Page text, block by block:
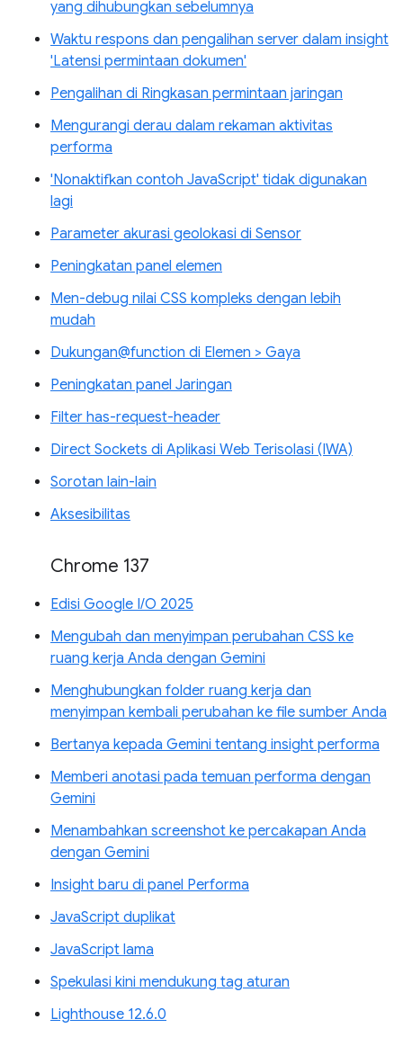
yang dihubungkan sebelumnya
Waktu respons dan pengalihan server dalam insight
'Latensi permintaan dokumen'
Pengalihan di Ringkasan permintaan jaringan
Mengurangi derau dalam rekaman aktivitas
performa
'Nonaktifkan contoh JavaScript' tidak digunakan
lagi
Parameter akurasi geolokasi di Sensor
Peningkatan panel elemen
Men-debug nilai CSS kompleks dengan lebih
mudah
Dukungan@function di Elemen > Gaya
Peningkatan panel Jaringan
Filter has-request-header
Direct Sockets di Aplikasi Web Terisolasi (IWA)
Sorotan lain-lain
Aksesibilitas
Chrome 137
Edisi Google I/O 2025
Mengubah dan menyimpan perubahan CSS ke
ruang kerja Anda dengan Gemini
Menghubungkan folder ruang kerja dan
menyimpan kembali perubahan ke file sumber Anda
Bertanya kepada Gemini tentang insight performa
Memberi anotasi pada temuan performa dengan
Gemini
Menambahkan screenshot ke percakapan Anda
dengan Gemini
Insight baru di panel Performa
JavaScript duplikat
JavaScript lama
Spekulasi kini mendukung tag aturan
Lighthouse 12.6.0